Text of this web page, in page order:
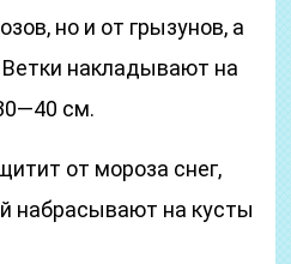
но и от грызунов, а
Ветки накладывают на
см.
от мороза снег,
набрасывают на кусты